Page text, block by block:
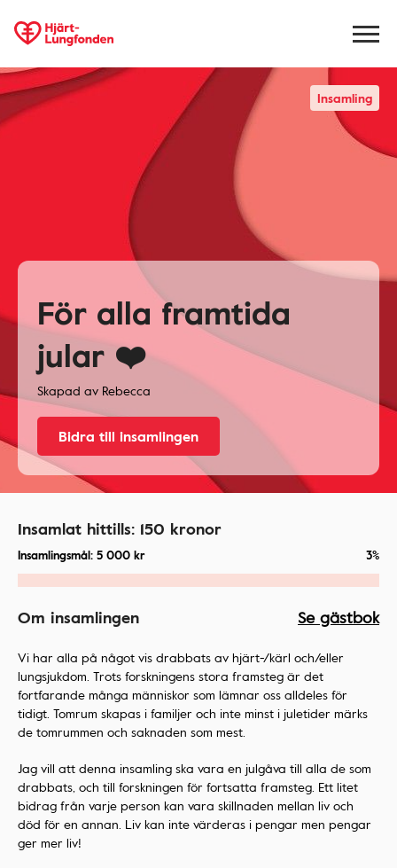
Insamling
För alla framtida
jular ❤️
Skapad av Rebecca
Bidra till insamlingen
Insamlat hittills: 150 kronor
Insamlingsmål: 5 000 kr 3%
Om insamlingen Se gästbok
Vi har alla på något vis drabbats av hjärt-/kärl och/eller
lungsjukdom. Trots forskningens stora framsteg är det
fortfarande många människor som lämnar oss alldeles för
tidigt. Tomrum skapas i familjer och inte minst i juletider märks
de tomrummen och saknaden som mest.
Jag vill att denna insamling ska vara en julgåva till alla de som
drabbats, och till forskningen för fortsatta framsteg. Ett litet
bidrag från varje person kan vara skillnaden mellan liv och
död för en annan. Liv kan inte värderas i pengar men pengar
ger mer liv!